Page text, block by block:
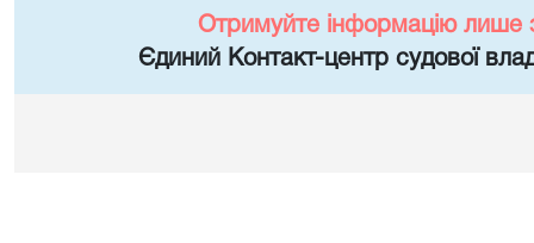
Отримуйте інформацію лише
Єдиний Контакт-центр судової